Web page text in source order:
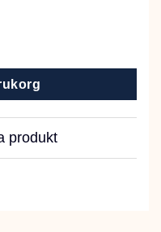
mängd
produkt